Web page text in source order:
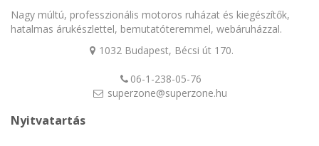
Nagy múltú, professzionális motoros ruházat és kiegészítők,
hatalmas árukészlettel, bemutatóteremmel, webáruházzal.
1032 Budapest, Bécsi út 170.
06-1-238-05-76
superzone@superzone.hu
Nyitvatartás